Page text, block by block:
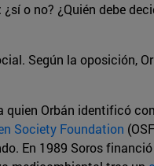
o no? ¿Quién debe
Según la oposición,
quien Orbán identificó
Society Foundation
En 1989 Soros